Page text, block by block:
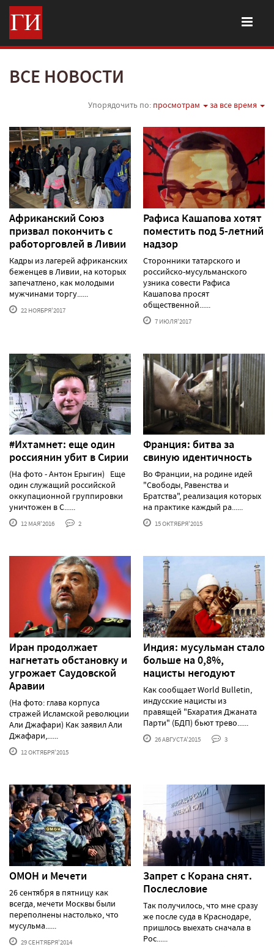
ВСЕ НОВОСТИ
Упорядочить по: просмотрам за все время
Африканский Союз
призвал покончить с
работорговлей в Ливии
Кадры из лагерей африканских
беженцев в Ливии, на которых
запечатлено, как молодыми
мужчинами торгу......
22 НОЯБРЯ'2017
Рафиса Кашапова хотят
поместить под 5-летний
надзор
Сторонники татарского и
российско-мусульманского
узника совести Рафиса
Кашапова просят
общественной......
7 ИЮЛЯ'2017
#Ихтамнет: еще один
россиянин убит в Сирии
(На фото - Антон Ерыгин) Еще
один служащий российской
оккупационной группировки
уничтожен в С......
12 МАЯ'2016 2
Франция: битва за
свиную идентичность
Во Франции, на родине идей
"Свободы, Равенства и
Братства", реализация которых
на практике каждый ра......
15 ОКТЯБРЯ'2015
Иран продолжает
нагнетать обстановку и
угрожает Саудовской
Аравии
(На фото: глава корпуса
стражей Исламской революции
Али Джафари) Как заявил Али
Джафари,......
12 ОКТЯБРЯ'2015
Индия: мусульман стало
больше на 0,8%,
нацисты негодуют
Как сообщает World Bulletin,
индусские нацисты из
правящей "Бхаратия Джаната
Парти" (БДП) бьют трево......
26 АВГУСТА'2015 3
ОМОН и Мечети
26 сентября в пятницу как
всегда, мечети Москвы были
переполнены настолько, что
мусульма......
29 СЕНТЯБРЯ'2014
Запрет с Корана снят.
Послесловие
Так получилось, что мне сразу
же после суда в Краснодаре,
пришлось выехать сначала в
Рос......